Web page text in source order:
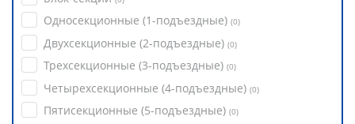
Односекционные (1-подъездные) (0)
Двухсекционные (2-подъездные) (0)
Трехсекционные (3-подъездные) (0)
Четырехсекционные (4-подъездные) (0)
Пятисекционные (5-подъездные) (0)